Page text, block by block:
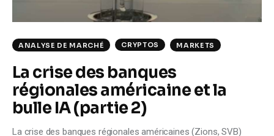
ANALYSE DE MARCHÉ CRYPTOS MARKETS
La crise des banques
régionales américaine et la
bulle IA (partie 2)
La crise des banques régionales américaines (Zions, SVB)